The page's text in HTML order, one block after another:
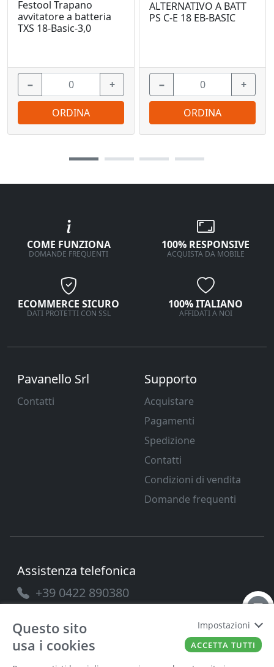
Festool Trapano
avvitatore a batteria
TXS 18-Basic-3,0
− +
ORDINA
ALTERNATIVO A BATT
PS C-E 18 EB-BASIC
− +
ORDINA
COME FUNZIONA
DOMANDE FREQUENTI
100% RESPONSIVE
ACQUISTA DA MOBILE
ECOMMERCE SICURO
DATI PROTETTI CON SSL
100% ITALIANO
AFFIDATI A NOI
Pavanello Srl
Contatti
Supporto
Acquistare
Pagamenti
Spedizione
Contatti
Condizioni di vendita
Domande frequenti
Assistenza telefonica
+39 0422 890380
Questo sito
usa i cookies
Impostazioni
ACCETTA TUTTI